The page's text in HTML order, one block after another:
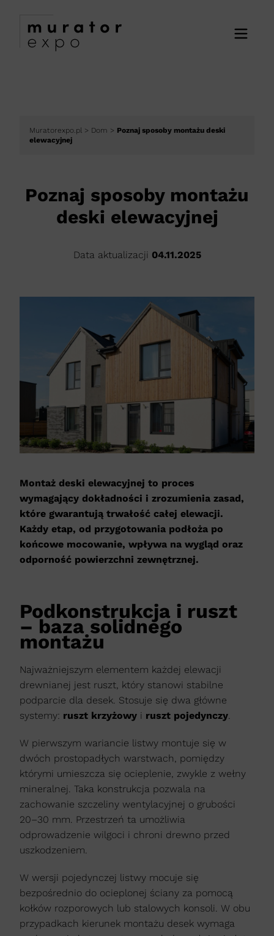
Muratorexpo.pl > Dom > Poznaj sposoby montażu deski
elewacyjnej
Poznaj sposoby montażu
deski elewacyjnej
Data aktualizacji 04.11.2025
Montaż deski elewacyjnej to proces
wymagający dokładności i zrozumienia zasad,
które gwarantują trwałość całej elewacji.
Każdy etap, od przygotowania podłoża po
końcowe mocowanie, wpływa na wygląd oraz
odporność powierzchni zewnętrznej.
Podkonstrukcja i ruszt
– baza solidnego
montażu
Najważniejszym elementem każdej elewacji
drewnianej jest ruszt, który stanowi stabilne
podparcie dla desek. Stosuje się dwa główne
systemy: ruszt krzyżowy i ruszt pojedynczy.
W pierwszym wariancie listwy montuje się w
dwóch prostopadłych warstwach, pomiędzy
którymi umieszcza się ocieplenie, zwykle z wełny
mineralnej. Taka konstrukcja pozwala na
zachowanie szczeliny wentylacyjnej o grubości
20–30 mm. Przestrzeń ta umożliwia
odprowadzenie wilgoci i chroni drewno przed
uszkodzeniem.
W wersji pojedynczej listwy mocuje się
bezpośrednio do ocieplonej ściany za pomocą
kołków rozporowych lub stalowych konsoli. W obu
przypadkach kierunek montażu desek wymaga